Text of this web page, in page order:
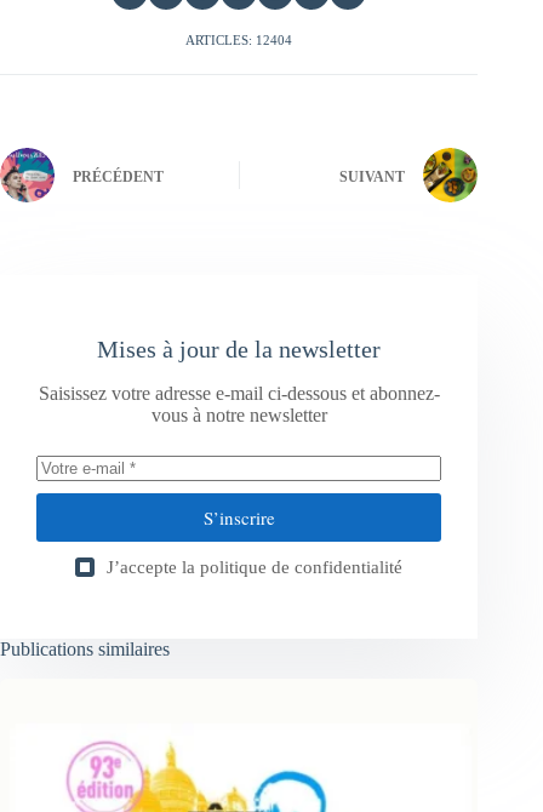
ARTICLES: 12404
PRÉCÉDENT SUIVANT
Mises à jour de la newsletter
Saisissez votre adresse e-mail ci-dessous et abonnez-
vous à notre newsletter
S’inscrire
J’accepte la politique de confidentialité
Publications similaires